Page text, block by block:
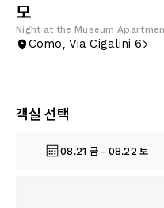
모
Night at the Museum
Como, Via Cigalini 6
객실 선택
08.21 금 - 08.22 토